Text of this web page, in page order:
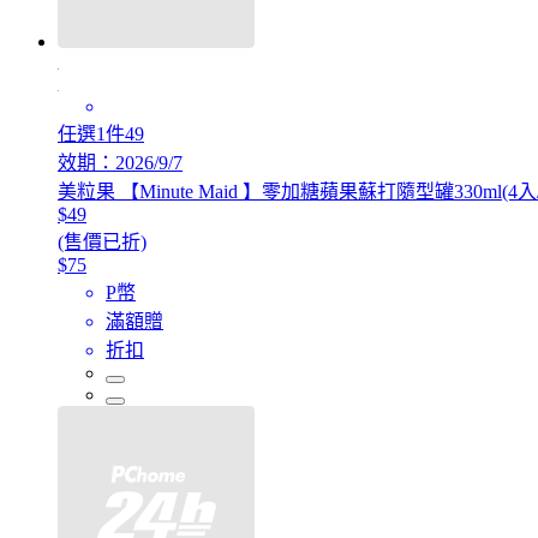
任選1件49
效期：2026/9/7
美粒果 【Minute Maid 】零加糖蘋果蘇打隨型罐330ml(4
$49
(售價已折)
$75
P幣
滿額贈
折扣